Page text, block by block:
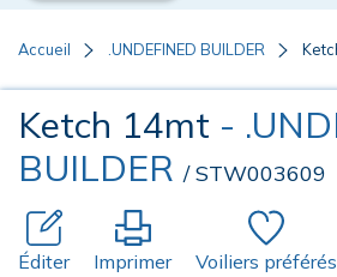
Accueil .UNDEFINED BUILDER
Ketch 14mt -
BUILDER / STW003609
Éditer Imprimer Voiliers préférés